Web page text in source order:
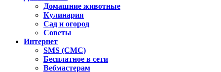
Домашние животные
Кулинария
Сад и огород
Советы
Интернет
SMS (СМС)
Бесплатное в сети
Вебмастерам